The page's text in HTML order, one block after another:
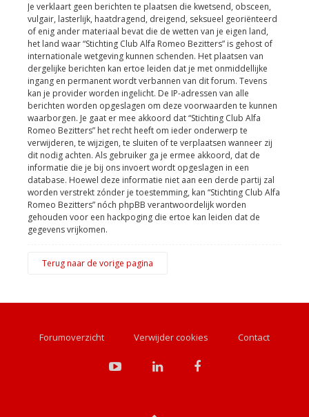
Je verklaart geen berichten te plaatsen die kwetsend, obsceen,
vulgair, lasterlijk, haatdragend, dreigend, seksueel georiënteerd
of enig ander materiaal bevat die de wetten van je eigen land,
het land waar “Stichting Club Alfa Romeo Bezitters” is gehost of
internationale wetgeving kunnen schenden. Het plaatsen van
dergelijke berichten kan ertoe leiden dat je met onmiddellijke
ingang en permanent wordt verbannen van dit forum. Tevens
kan je provider worden ingelicht. De IP-adressen van alle
berichten worden opgeslagen om deze voorwaarden te kunnen
waarborgen. Je gaat er mee akkoord dat “Stichting Club Alfa
Romeo Bezitters” het recht heeft om ieder onderwerp te
verwijderen, te wijzigen, te sluiten of te verplaatsen wanneer zij
dit nodig achten. Als gebruiker ga je ermee akkoord, dat de
informatie die je bij ons invoert wordt opgeslagen in een
database. Hoewel deze informatie niet aan een derde partij zal
worden verstrekt zónder je toestemming, kan “Stichting Club Alfa
Romeo Bezitters” nóch phpBB verantwoordelijk worden
gehouden voor een hackpoging die ertoe kan leiden dat de
gegevens vrijkomen.
Terug naar de vorige pagina
Forumoverzicht Verwijder cookies Contact